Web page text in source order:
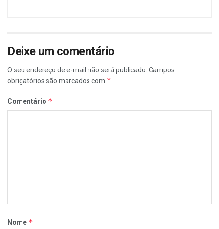
Deixe um comentário
O seu endereço de e-mail não será publicado. Campos
obrigatórios são marcados com *
Comentário *
Nome *